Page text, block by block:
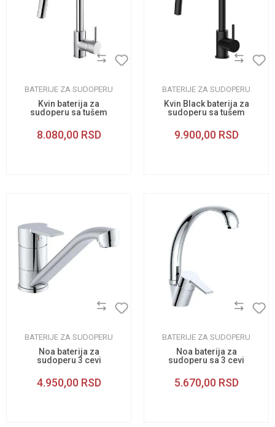
BATERIJE ZA SUDOPERU
Kvin baterija za
sudoperu sa tušem
8.080,00 RSD
BATERIJE ZA SUDOPERU
Kvin Black baterija za
sudoperu sa tušem
9.900,00 RSD
BATERIJE ZA SUDOPERU
Noa baterija za
sudoperu 3 cevi
4.950,00 RSD
BATERIJE ZA SUDOPERU
Noa baterija za
sudoperu sa 3 cevi
5.670,00 RSD